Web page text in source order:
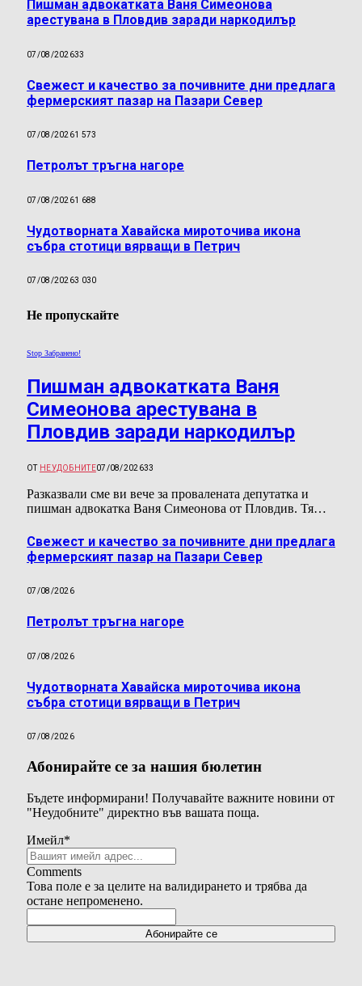
Пишман адвокатката Ваня Симеонова
арестувана в Пловдив заради наркодилър
07/08/202633
Свежест и качество за почивните дни предлага
фермерският пазар на Пазари Север
07/08/20261 573
Петролът тръгна нагоре
07/08/20261 688
Чудотворната Хавайска мироточива икона
събра стотици вярващи в Петрич
07/08/20263 030
Не пропускайте
Stop Забранено!
Пишман адвокатката Ваня
Симеонова арестувана в
Пловдив заради наркодилър
ОТ НЕУДОБНИТЕ07/08/202633
Разказвали сме ви вече за провалената депутатка и
пишман адвокатка Ваня Симеонова от Пловдив. Тя…
Свежест и качество за почивните дни предлага
фермерският пазар на Пазари Север
07/08/2026
Петролът тръгна нагоре
07/08/2026
Чудотворната Хавайска мироточива икона
събра стотици вярващи в Петрич
07/08/2026
Абонирайте се за нашия бюлетин
Бъдете информирани! Получавайте важните новини от
"Неудобните" директно във вашата поща.
Имейл*
Comments
Това поле е за целите на валидирането и трябва да
остане непроменено.